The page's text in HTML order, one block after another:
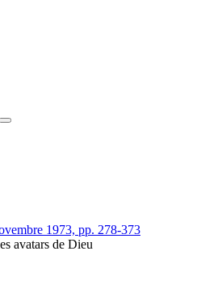
1973, pp. 278-373
avatars de Dieu